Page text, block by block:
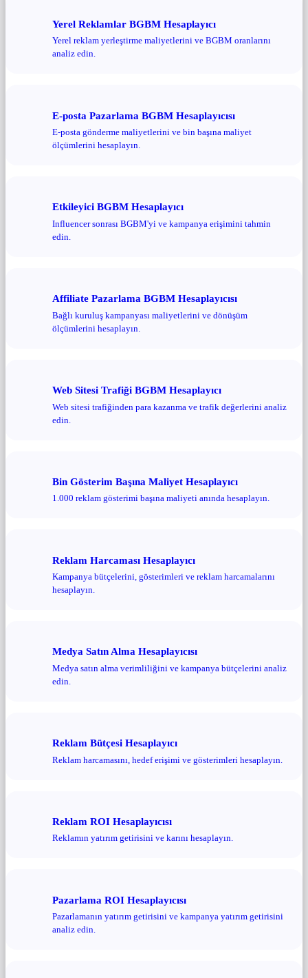
Yerel Reklamlar BGBM Hesaplayıcı
Yerel reklam yerleştirme maliyetlerini ve BGBM oranlarını
analiz edin.
E-posta Pazarlama BGBM Hesaplayıcısı
E-posta gönderme maliyetlerini ve bin başına maliyet
ölçümlerini hesaplayın.
Etkileyici BGBM Hesaplayıcı
Influencer sonrası BGBM'yi ve kampanya erişimini tahmin
edin.
Affiliate Pazarlama BGBM Hesaplayıcısı
Bağlı kuruluş kampanyası maliyetlerini ve dönüşüm
ölçümlerini hesaplayın.
Web Sitesi Trafiği BGBM Hesaplayıcı
Web sitesi trafiğinden para kazanma ve trafik değerlerini analiz
edin.
Bin Gösterim Başına Maliyet Hesaplayıcı
1.000 reklam gösterimi başına maliyeti anında hesaplayın.
Reklam Harcaması Hesaplayıcı
Kampanya bütçelerini, gösterimleri ve reklam harcamalarını
hesaplayın.
Medya Satın Alma Hesaplayıcısı
Medya satın alma verimliliğini ve kampanya bütçelerini analiz
edin.
Reklam Bütçesi Hesaplayıcı
Reklam harcamasını, hedef erişimi ve gösterimleri hesaplayın.
Reklam ROI Hesaplayıcısı
Reklamın yatırım getirisini ve karını hesaplayın.
Pazarlama ROI Hesaplayıcısı
Pazarlamanın yatırım getirisini ve kampanya yatırım getirisini
analiz edin.